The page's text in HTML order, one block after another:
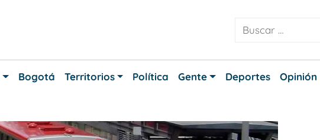
Bogotá Territorios Política Gente Deportes Opinión